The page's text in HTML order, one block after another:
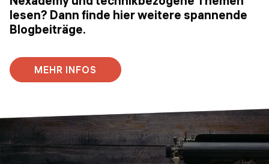
lesen? Dann finde hier weitere spannende
Blogbeiträge.
MEHR INFOS